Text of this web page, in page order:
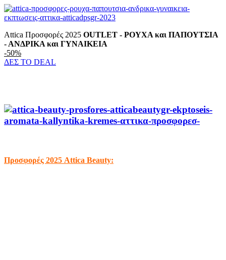
Attica Προσφορές 2025 OUTLET - ΡΟΥΧΑ και ΠΑΠΟΥΤΣΙΑ
- ΑΝΔΡΙΚΑ και ΓΥΝΑΙΚΕΙΑ
-50%
ΔΕΣ ΤΟ DEAL
Προσφορές 2025 Attica Beauty: